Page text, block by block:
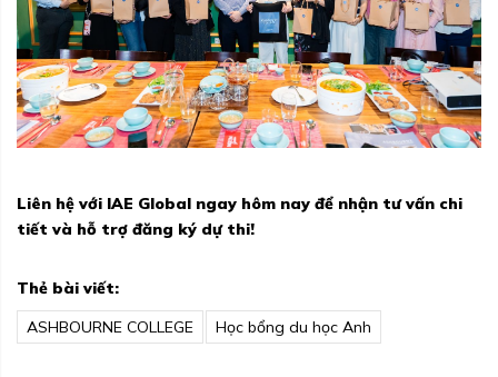
Liên hệ với IAE Global ngay hôm nay để nhận tư vấn chi
tiết và hỗ trợ đăng ký dự thi!
Thẻ bài viết:
ASHBOURNE COLLEGE
Học bổng du học Anh